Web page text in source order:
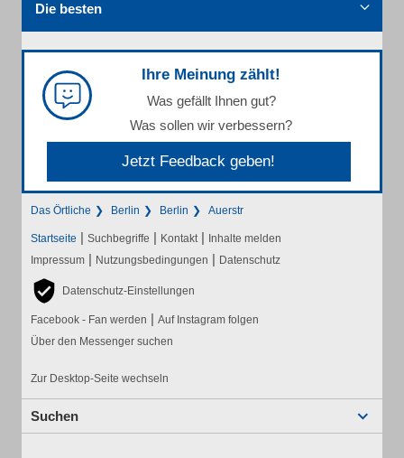
Die besten
Ihre Meinung zählt!
Was gefällt Ihnen gut?
Was sollen wir verbessern?
Jetzt Feedback geben!
Das Örtliche Berlin Berlin Auerstr
Startseite | Suchbegriffe | Kontakt | Inhalte melden
Impressum | Nutzungsbedingungen | Datenschutz
Datenschutz-Einstellungen
Facebook - Fan werden | Auf Instagram folgen
Über den Messenger suchen
Zur Desktop-Seite wechseln
Suchen